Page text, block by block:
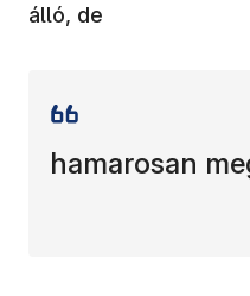
álló, de
hamarosan